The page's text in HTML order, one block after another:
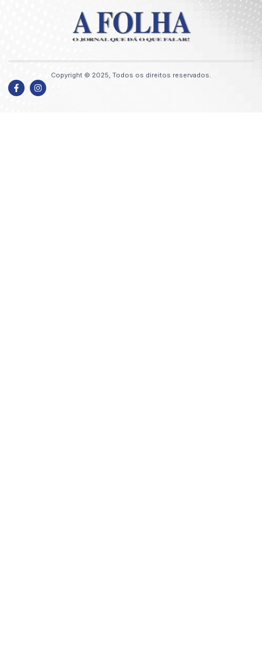
Copyright © 2025, Todos os direitos reservados.